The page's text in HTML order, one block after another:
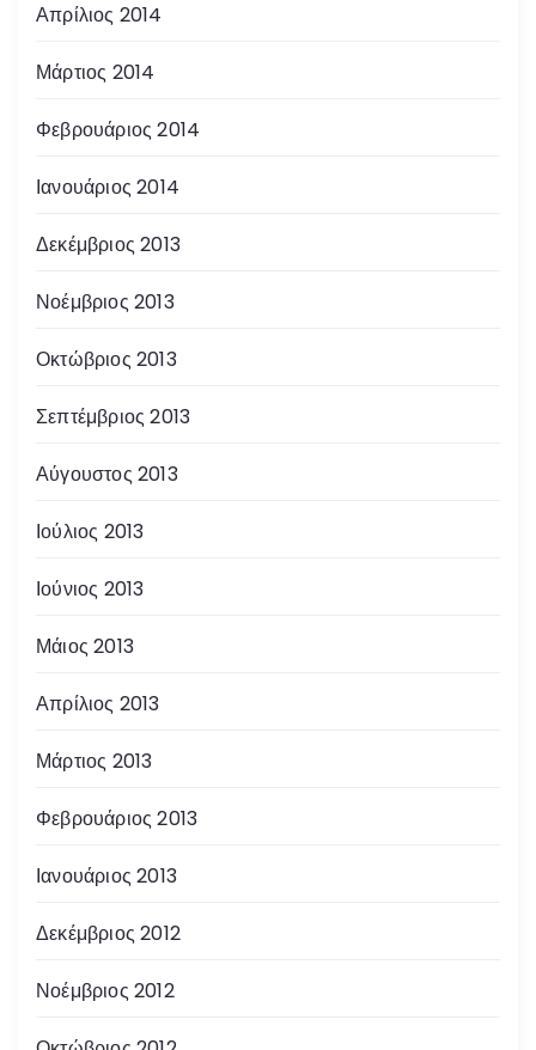
Απρίλιος 2014
Μάρτιος 2014
Φεβρουάριος 2014
Ιανουάριος 2014
Δεκέμβριος 2013
Νοέμβριος 2013
Οκτώβριος 2013
Σεπτέμβριος 2013
Αύγουστος 2013
Ιούλιος 2013
Ιούνιος 2013
Μάιος 2013
Απρίλιος 2013
Μάρτιος 2013
Φεβρουάριος 2013
Ιανουάριος 2013
Δεκέμβριος 2012
Νοέμβριος 2012